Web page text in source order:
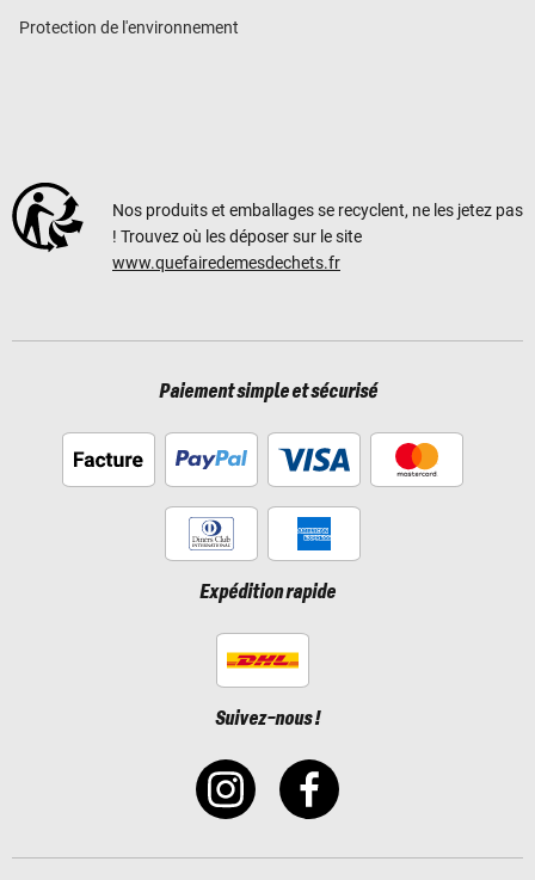
Protection de l'environnement
Nos produits et emballages se recyclent, ne les jetez pas
! Trouvez où les déposer sur le site
www.quefairedemesdechets.fr
Paiement simple et sécurisé
Expédition rapide
Suivez-nous !